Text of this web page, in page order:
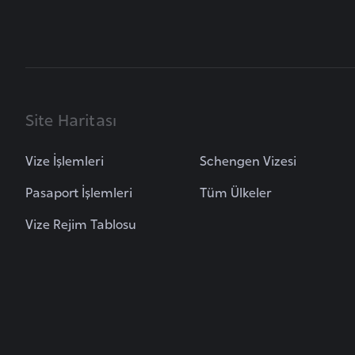
Site Haritası
Vize İşlemleri
Pasaport İşlemleri
Vize Rejim Tablosu
Schengen Vizesi
Tüm Ülkeler
a
i
s
t
a